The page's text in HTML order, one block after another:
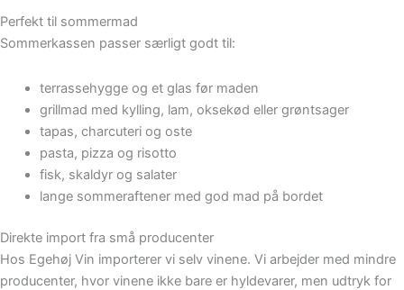
Perfekt til sommermad
Sommerkassen passer særligt godt til:
terrassehygge og et glas før maden
grillmad med kylling, lam, oksekød eller grøntsager
tapas, charcuteri og oste
pasta, pizza og risotto
fisk, skaldyr og salater
lange sommeraftener med god mad på bordet
Direkte import fra små producenter
Hos Egehøj Vin importerer vi selv vinene. Vi arbejder med mindre
producenter, hvor vinene ikke bare er hyldevarer, men udtryk for